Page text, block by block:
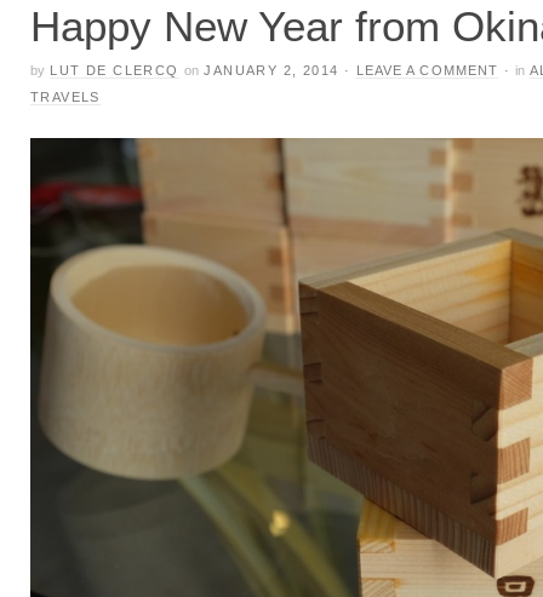
Happy New Year from
by LUT DE CLERCQ on JANUARY 2, 2014 · LEAVE A COMMENT · in
TRAVELS